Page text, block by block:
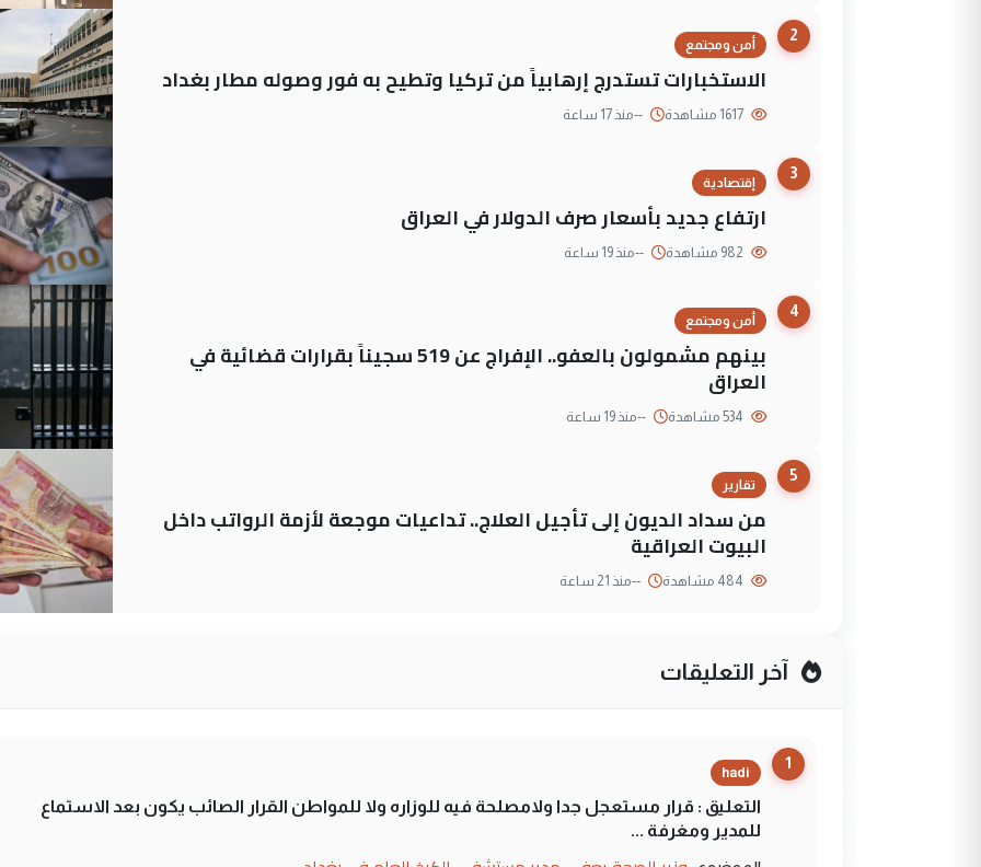
2
أمن ومجتمع
الاستخبارات تستدرج إرهابياً من تركيا وتطيح به فور وصوله مطار بغداد
--منذ 17 ساعة
3
إقتصادية
ارتفاع جديد بأسعار صرف الدولار في العراق
--منذ 19 ساعة
4
أمن ومجتمع
بينهم مشمولون بالعفو.. الإفراج عن 519 سجيناً بقرارات قضائية في
العراق
--منذ 19 ساعة
5
تقارير
من سداد الديون إلى تأجيل العلاج.. تداعيات موجعة لأزمة الرواتب داخل
البيوت العراقية
--منذ 21 ساعة
آخر التعليقات
1
hadi
التعليق : قرار مستعجل جدا ولامصلحة فيه للوزاره ولا للمواطن القرار الصائب يكون بعد الاستماع
للمدير ومغرفة ...